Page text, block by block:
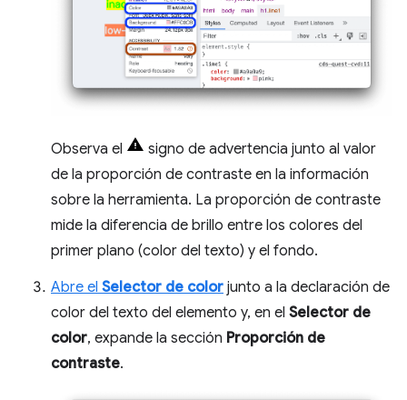
Observa el
signo de advertencia junto al valor
de la proporción de contraste en la información
sobre la herramienta. La proporción de contraste
mide la diferencia de brillo entre los colores del
primer plano (color del texto) y el fondo.
Abre el Selector de color junto a la declaración de
color del texto del elemento y, en el Selector de
color, expande la sección Proporción de
contraste.